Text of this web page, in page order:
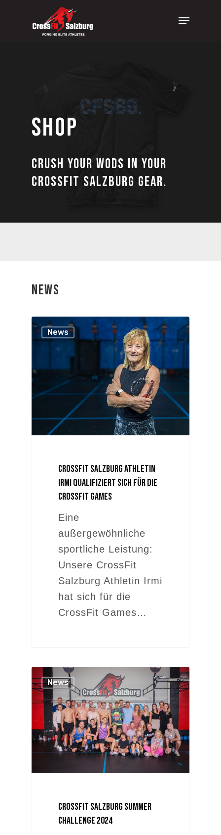
Menu
Shop
Crush your WODs in your
CrossFit Salzburg Gear.
NEWS
News
CrossFit Salzburg Athletin
Irmi qualifiziert sich für die
CrossFit Games
Eine
außergewöhnliche
sportliche Leistung:
Unsere CrossFit
Salzburg Athletin Irmi
hat sich für die
CrossFit Games…
News
CrossFit Salzburg Summer
Challenge 2024